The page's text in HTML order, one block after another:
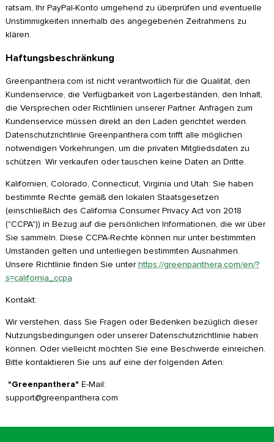
ratsam, Ihr PayPal-Konto umgehend zu überprüfen und eventuelle
Unstimmigkeiten innerhalb des angegebenen Zeitrahmens zu
klären.
Haftungsbeschränkung
Greenpanthera.com ist nicht verantwortlich für die Qualität, den
Kundenservice, die Verfügbarkeit von Lagerbeständen, den Inhalt,
die Versprechen oder Richtlinien unserer Partner. Anfragen zum
Kundenservice müssen direkt an den Laden gerichtet werden.
Datenschutzrichtlinie Greenpanthera.com trifft alle möglichen
notwendigen Vorkehrungen, um die privaten Mitgliedsdaten zu
schützen. Wir verkaufen oder tauschen keine Daten an Dritte.
Kalifornien, Colorado, Connecticut, Virginia und Utah: Sie haben
bestimmte Rechte gemäß den lokalen Staatsgesetzen
(einschließlich des California Consumer Privacy Act von 2018
("CCPA")) in Bezug auf die persönlichen Informationen, die wir über
Sie sammeln. Diese CCPA-Rechte können nur unter bestimmten
Umständen gelten und unterliegen bestimmten Ausnahmen.
Unsere Richtlinie finden Sie unterhttps://greenpanthera.com/en/?
s=california_ccpa
Kontakt:
Wir verstehen, dass Sie Fragen oder Bedenken bezüglich dieser
Nutzungsbedingungen oder unserer Datenschutzrichtlinie haben
können. Oder vielleicht möchten Sie eine Beschwerde einreichen.
Bitte kontaktieren Sie uns auf eine der folgenden Arten:
"Greenpanthera" E-Mail:
support@greenpanthera.com